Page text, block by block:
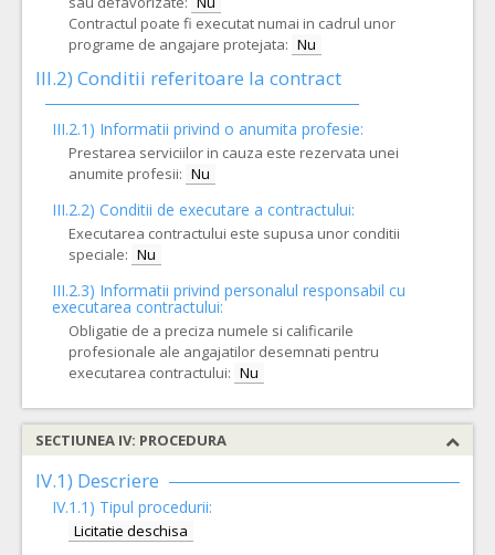
Contractul poate fi executat numai in cadrul unor
programe de angajare protejata: Nu
III.2) Conditii referitoare la contract
III.2.1) Informatii privind o anumita profesie:
Prestarea serviciilor in cauza este rezervata unei
anumite profesii: Nu
III.2.2) Conditii de executare a contractului:
Executarea contractului este supusa unor conditii
speciale: Nu
III.2.3) Informatii privind personalul responsabil cu
executarea contractului:
Obligatie de a preciza numele si calificarile
profesionale ale angajatilor desemnati pentru
executarea contractului: Nu
SECTIUNEA IV: PROCEDURA
IV.1) Descriere
IV.1.1) Tipul procedurii:
Licitatie deschisa